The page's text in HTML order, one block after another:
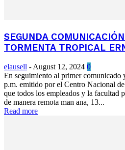
SEGUNDA
TORMENTA TROPICAL
elausell - August 12, 2024 0
En seguimiento al primer
p.m. emitido por el Centro Nacional
que todos los empleados y la facultad
de manera remota man ana, 13...
Read more